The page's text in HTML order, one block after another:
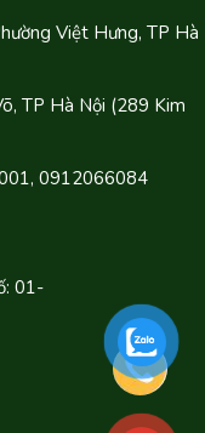
Việt Hưng, TP Hà
TP Hà Nội (289 Kim
0912066084
01-